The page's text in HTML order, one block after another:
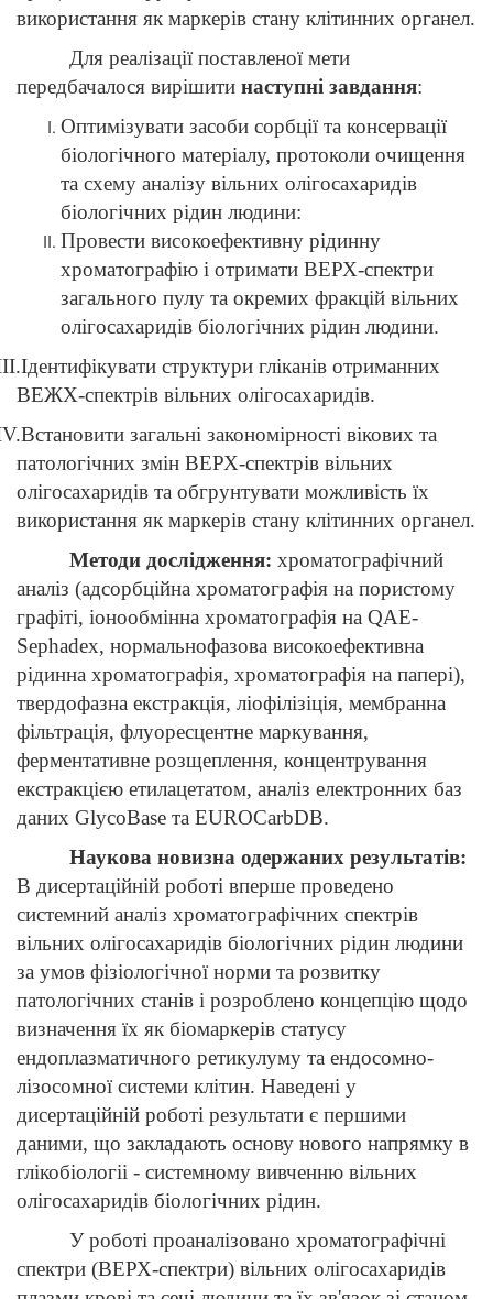
використання як маркерів стану клітинних органел.
Для реалізації поставленої мети
передбачалося вирішити наступні завдання:
Оптимізувати засоби сорбції та консервації
біологічного матеріалу, протоколи очищення
та схему аналізу вільних олігосахаридів
біологічних рідин людини:
Провести високоефективну рідинну
хроматографію і отримати ВЕРХ-спектри
загального пулу та окремих фракцій вільних
олігосахаридів біологічних рідин людини.
.Ідентифікувати структури гліканів отриманних
ВЕЖХ-спектрів вільних олігосахаридів.
.Встановити загальні закономірності вікових та
патологічних змін ВЕРХ-спектрів вільних
олігосахаридів та обгрунтувати можливість їх
використання як маркерів стану клітинних органел.
Методи дослідження: хроматографічний
аналіз (адсорбційна хроматографія на пористому
графіті, іонообмінна хроматографія на QAE-
Sephadex, нормальнофазова високоефективна
рідинна хроматографія, хроматографія на папері),
твердофазна екстракція, ліофілізіція, мембранна
фільтрація, флуоресцентне маркування,
ферментативне розщеплення, концентрування
екстракцією етилацетатом, аналіз електронних баз
даних GlycoBase та EUROCarbDB.
Наукова новизна одержаних результатів:
В дисертаційній роботі вперше проведено
системний аналіз хроматографічних спектрів
вільних олігосахаридів біологічних рідин людини
за умов фізіологічної норми та розвитку
патологічних станів і розроблено концепцію щодо
визначення їх як біомаркерів статусу
ендоплазматичного ретикулуму та ендосомно-
лізосомної системи клітин. Наведені у
дисертаційній роботі результати є першими
даними, що закладають основу нового напрямку в
глікобіологіі - системному вивченню вільних
олігосахаридів біологічних рідин.
У роботі проаналізовано хроматографічні
спектри (ВЕРХ-спектри) вільних олігосахаридів